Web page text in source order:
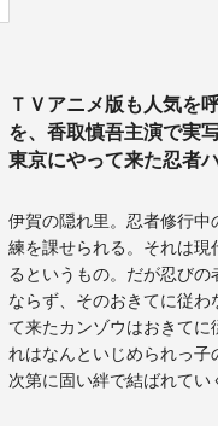
ＴＶアニメ版も人気を
を、香取慎吾主演で実
東京にやって来た忍者
伊賀の隠れ里。忍者修行
練を課せられる。それは
るというもの。だが忍び
ならず、そのおきてに従
て来たカンゾウはおきて
れはなんといじめられっ
次第に固い絆で結ばれてい